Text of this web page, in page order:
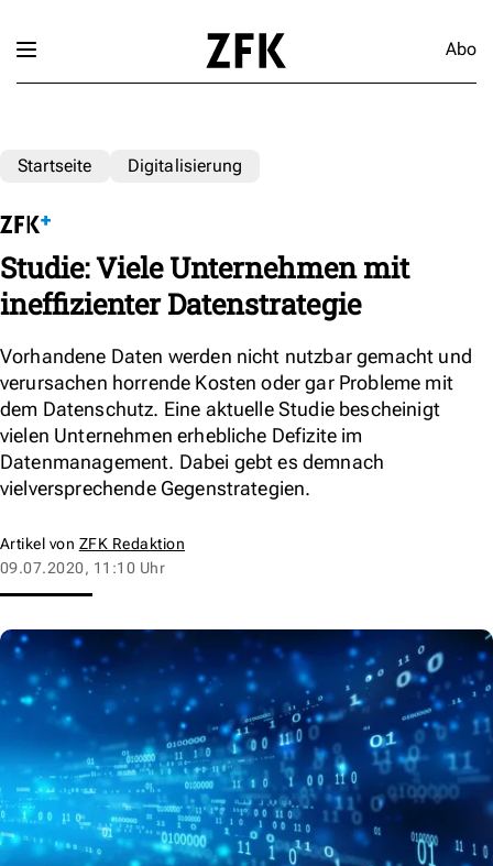
Abo
Startseite Digitalisierung
Studie: Viele Unternehmen mit
ineffizienter Datenstrategie
Vorhandene Daten werden nicht nutzbar gemacht und
verursachen horrende Kosten oder gar Probleme mit
dem Datenschutz. Eine aktuelle Studie bescheinigt
vielen Unternehmen erhebliche Defizite im
Datenmanagement. Dabei gebt es demnach
vielversprechende Gegenstrategien.
Artikel von ZFK Redaktion
09.07.2020, 11:10 Uhr